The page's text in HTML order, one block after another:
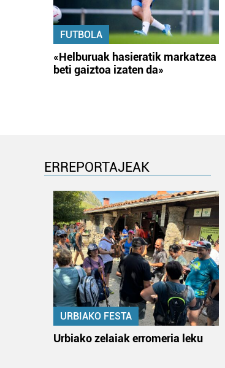
FUTBOLA
«Helburuak hasieratik markatzea
beti gaiztoa izaten da»
ERREPORTAJEAK
URBIAKO FESTA
Urbiako zelaiak erromeria leku